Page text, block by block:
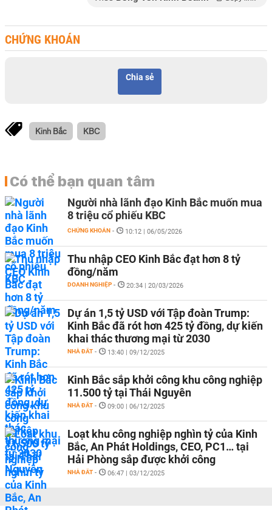
CHỨNG KHOÁN
Chia sẻ
Kinh Bắc KBC
Có thể bạn quan tâm
Người nhà lãnh đạo Kinh Bắc muốn mua
8 triệu cổ phiếu KBC
CHỨNG KHOÁN - 10:12 | 06/05/2026
Thu nhập CEO Kinh Bắc đạt hơn 8 tỷ
đồng/năm
DOANH NGHIỆP - 20:34 | 20/03/2026
Dự án 1,5 tỷ USD với Tập đoàn Trump:
Kinh Bắc đã rót hơn 425 tỷ đồng, dự kiến
khai thác thương mại từ 2030
NHÀ ĐẤT - 13:40 | 09/12/2025
Kinh Bắc sắp khởi công khu công nghiệp
11.500 tỷ tại Thái Nguyên
NHÀ ĐẤT - 09:00 | 06/12/2025
Loạt khu công nghiệp nghìn tỷ của Kinh
Bắc, An Phát Holdings, CEO, PC1… tại
Hải Phòng sắp được khởi công
NHÀ ĐẤT - 06:47 | 03/12/2025